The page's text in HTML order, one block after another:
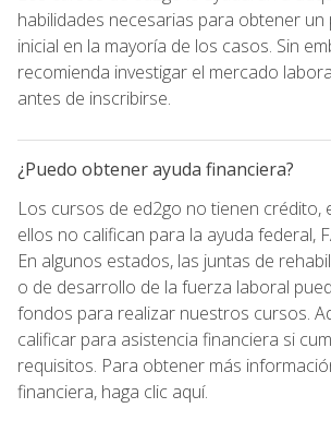
habilidades necesarias para obtener un
inicial en la mayoría de los casos. Sin
recomienda investigar el mercado
antes de inscribirse.
¿Puedo obtener ayuda financiera?
Los cursos de ed2go no tienen crédito,
ellos no califican para la ayuda federal,
En algunos estados, las juntas de
o de desarrollo de la fuerza laboral
fondos para realizar nuestros cursos.
calificar para asistencia financiera si
requisitos. Para obtener más
financiera, haga clic aquí.